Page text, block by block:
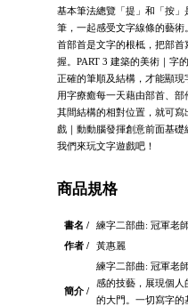
基本筆法總覽「提」和「按
筆，一起感受文字線條的藝術
首部首是文字的根柢，把部
握。PART 3 建築的美術｜字
正確的筆順及結構，才能顯現
用字療癒每一天藉由部首、
其間結構的相對位置，就可寫
戲｜動動腦發揮創意前面基
我們來玩文字遊戲吧！
商品規格
書名 /
練字二部曲: 冠軍老
作者 /
黃惠麗
簡介 /
練字二部曲: 冠軍老
感的技藝，展現個人
的大門。一切寫字的